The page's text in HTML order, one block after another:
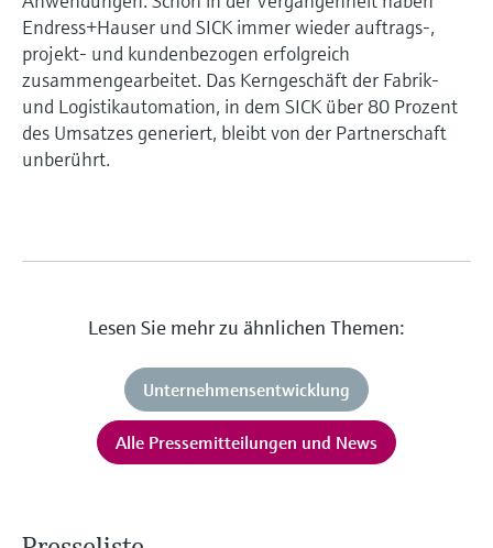
Endress+Hauser und SICK immer wieder auftrags-,
projekt- und kundenbezogen erfolgreich
zusammengearbeitet. Das Kerngeschäft der Fabrik-
und Logistikautomation, in dem SICK über 80 Prozent
des Umsatzes generiert, bleibt von der Partnerschaft
unberührt.
Lesen Sie mehr zu ähnlichen Themen:
Unternehmensentwicklung
Alle Pressemitteilungen und News